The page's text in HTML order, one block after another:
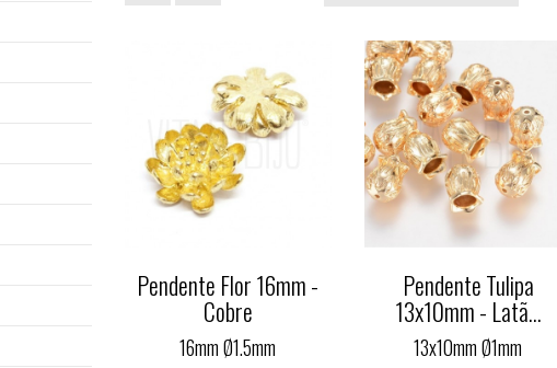
Pendente Flor 16mm -
Cobre
16mm Ø1.5mm
Pendente Tulipa
13x10mm - Latã...
13x10mm Ø1mm